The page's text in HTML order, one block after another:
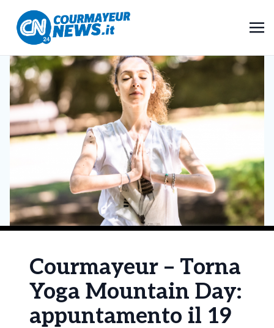
Courmayeur – Torna
Yoga Mountain Day:
appuntamento il 19